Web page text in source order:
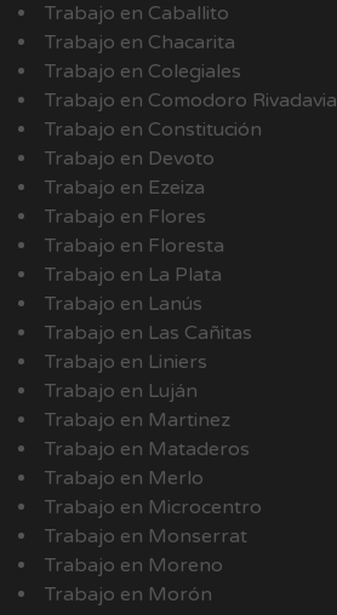
Trabajo en Caballito
Trabajo en Chacarita
Trabajo en Colegiales
Trabajo en Comodoro Rivadavia
Trabajo en Constitución
Trabajo en Devoto
Trabajo en Ezeiza
Trabajo en Flores
Trabajo en Floresta
Trabajo en La Plata
Trabajo en Lanús
Trabajo en Las Cañitas
Trabajo en Liniers
Trabajo en Luján
Trabajo en Martinez
Trabajo en Mataderos
Trabajo en Merlo
Trabajo en Microcentro
Trabajo en Monserrat
Trabajo en Moreno
Trabajo en Morón